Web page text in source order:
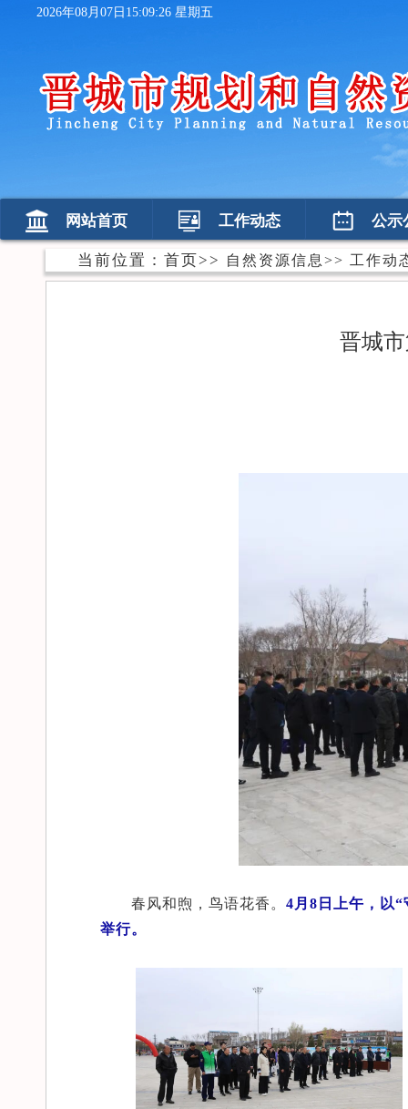
2026年08月07日15:09:26 星期五
网站首页 工作动态 公示
当前位置： 首页>> 自然资源信息 >> 工作动
晋城
春风和煦，鸟语花香。 4月8日上午，以
举行。